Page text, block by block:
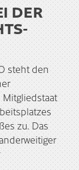
DER
steht den
zu. Das